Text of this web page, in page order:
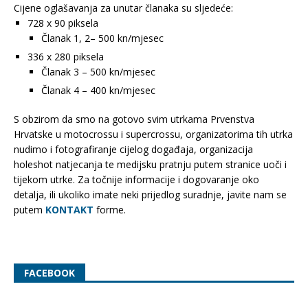
Cijene oglašavanja za unutar članaka su sljedeće:
728 x 90 piksela
Članak 1, 2– 500 kn/mjesec
336 x 280 piksela
Članak 3 – 500 kn/mjesec
Članak 4 – 400 kn/mjesec
S obzirom da smo na gotovo svim utrkama Prvenstva
Hrvatske u motocrossu i supercrossu, organizatorima tih utrka
nudimo i fotografiranje cijelog događaja, organizacija
holeshot natjecanja te medijsku pratnju putem stranice uoči i
tijekom utrke. Za točnije informacije i dogovaranje oko
detalja, ili ukoliko imate neki prijedlog suradnje, javite nam se
putem KONTAKT forme.
FACEBOOK